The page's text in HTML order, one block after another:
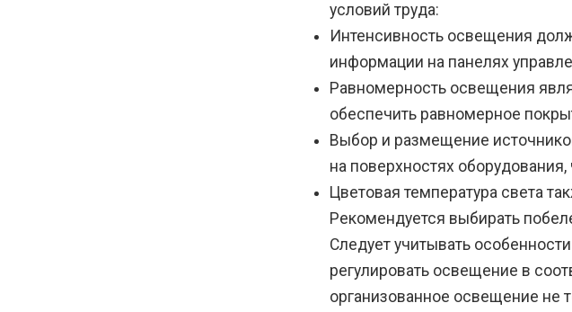
условий труда:
Интенсивность освещения
информации на панелях
Равномерность освещения
обеспечить равномерное
Выбор и размещение
на поверхностях
Цветовая температура света
Рекомендуется выбирать
Следует учитывать
регулировать освещение в
организованное освещение не